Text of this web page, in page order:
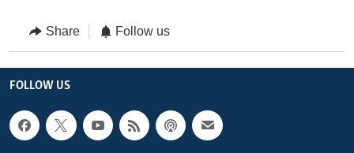
Share Follow us
FOLLOW US